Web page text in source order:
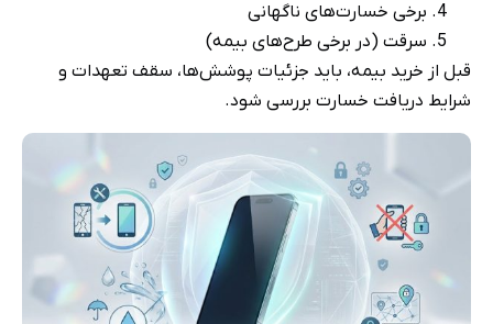
برخی خسارت‌های ناگهانی
سرقت (در برخی طرح‌های بیمه)
قبل از خرید بیمه، باید جزئیات پوشش‌ها، سقف تعهدات و
شرایط دریافت خسارت بررسی شود.